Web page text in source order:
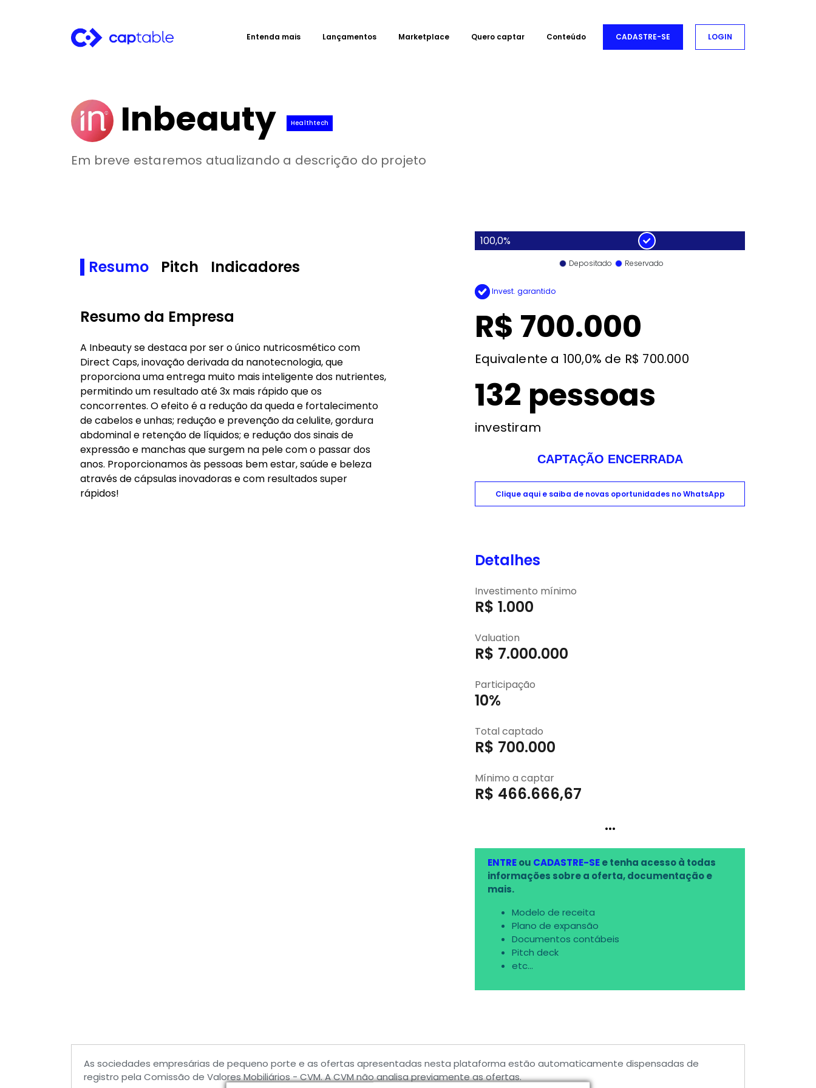
Entenda mais Lançamentos Marketplace Quero captar Conteúdo CADASTRE-SE LOGIN
Inbeauty Healthtech
Em breve estaremos atualizando a descrição do projeto
Resumo Pitch Indicadores
Resumo da Empresa
A Inbeauty se destaca por ser o único nutricosmético com
Direct Caps, inovação derivada da nanotecnologia, que
proporciona uma entrega muito mais inteligente dos nutrientes,
permitindo um resultado até 3x mais rápido que os
concorrentes. O efeito é a redução da queda e fortalecimento
de cabelos e unhas; redução e prevenção da celulite, gordura
abdominal e retenção de líquidos; e redução dos sinais de
expressão e manchas que surgem na pele com o passar dos
anos. Proporcionamos às pessoas bem estar, saúde e beleza
através de cápsulas inovadoras e com resultados super
rápidos!
100,0%
Depositado Reservado
Invest. garantido
R$ 700.000
Equivalente a 100,0% de R$ 700.000
132 pessoas
investiram
CAPTAÇÃO ENCERRADA
Clique aqui e saiba de novas oportunidades no WhatsApp
Detalhes
Investimento mínimo
R$ 1.000
Valuation
R$ 7.000.000
Participação
10%
Total captado
R$ 700.000
Mínimo a captar
R$ 466.666,67
...
ENTREou CADASTRE-SEe tenha acesso à todas
informações sobre a oferta, documentação e
mais.
Modelo de receita
Plano de expansão
Documentos contábeis
Pitch deck
etc...
As sociedades empresárias de pequeno porte e as ofertas apresentadas nesta plataforma estão automaticamente dispensadas de
registro pela Comissão de Valores Mobiliários - CVM. A CVM não analisa previamente as ofertas.